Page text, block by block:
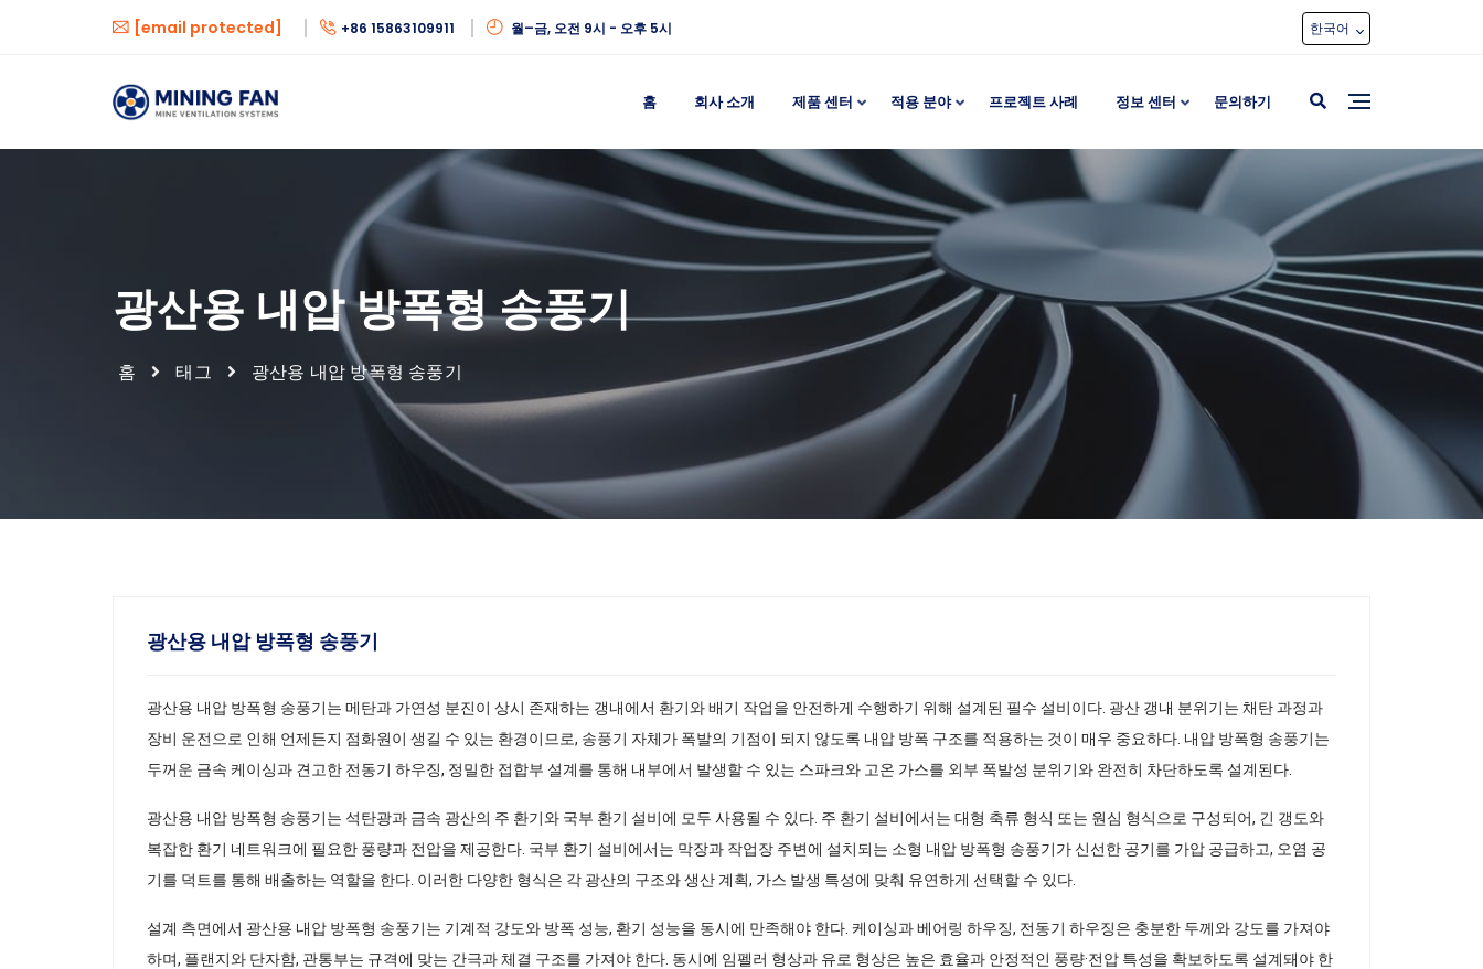
[email protected] +86 15863109911 월–금, 오전 9시 - 오후 5시 한국어
홈 회사 소개 제품 센터 적용 분야 프로젝트 사례 정보 센터 문의하기
광산용 내압 방폭형 송풍기
홈 태그 광산용 내압 방폭형 송풍기
광산용 내압 방폭형 송풍기
광산용 내압 방폭형 송풍기는 메탄과 가연성 분진이 상시 존재하는 갱내에서 환기와 배기 작업을 안전하게 수행하기 위해 설계된 필수 설비이다. 광산 갱내 분위기는 채탄 과정과
장비 운전으로 인해 언제든지 점화원이 생길 수 있는 환경이므로, 송풍기 자체가 폭발의 기점이 되지 않도록 내압 방폭 구조를 적용하는 것이 매우 중요하다. 내압 방폭형 송풍기는
두꺼운 금속 케이싱과 견고한 전동기 하우징, 정밀한 접합부 설계를 통해 내부에서 발생할 수 있는 스파크와 고온 가스를 외부 폭발성 분위기와 완전히 차단하도록 설계된다.
광산용 내압 방폭형 송풍기는 석탄광과 금속 광산의 주 환기와 국부 환기 설비에 모두 사용될 수 있다. 주 환기 설비에서는 대형 축류 형식 또는 원심 형식으로 구성되어, 긴 갱도와
복잡한 환기 네트워크에 필요한 풍량과 전압을 제공한다. 국부 환기 설비에서는 막장과 작업장 주변에 설치되는 소형 내압 방폭형 송풍기가 신선한 공기를 가압 공급하고, 오염 공
기를 덕트를 통해 배출하는 역할을 한다. 이러한 다양한 형식은 각 광산의 구조와 생산 계획, 가스 발생 특성에 맞춰 유연하게 선택할 수 있다.
설계 측면에서 광산용 내압 방폭형 송풍기는 기계적 강도와 방폭 성능, 환기 성능을 동시에 만족해야 한다. 케이싱과 베어링 하우징, 전동기 하우징은 충분한 두께와 강도를 가져야
하며, 플랜지와 단자함, 관통부는 규격에 맞는 간극과 체결 구조를 가져야 한다. 동시에 임펠러 형상과 유로 형상은 높은 효율과 안정적인 풍량·전압 특성을 확보하도록 설계돼야 한